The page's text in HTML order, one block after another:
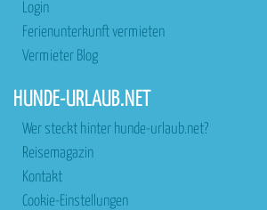
Login
Ferienunterkunft vermieten
Vermieter Blog
HUNDE-URLAUB.NET
Wer steckt hinter hunde-urlaub.net?
Reisemagazin
Kontakt
Cookie-Einstellungen